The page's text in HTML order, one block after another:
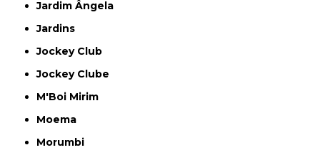
Jardim Ângela
Jardins
Jockey Club
Jockey Clube
M'Boi Mirim
Moema
Morumbi